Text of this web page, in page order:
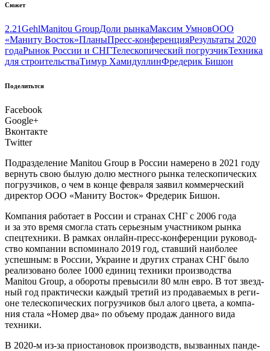
Сюжет
2.21GehlManitou GroupДоли рынкаМаксим УмновООО
«Маниту Восток»ПланыПресс-конференцияРезультаты 2020
годаРынок России и СНГТелескопический погрузчикТехника
для строительстваТимур ХамидуллинФредерик Бишон
Поделитьтся
Facebook
Google+
Вконтакте
Twitter
Подраз­де­ле­ние Manitou Group в Рос­сии наме­ре­но в 2021 году
вер­нуть свою былую долю мест­но­го рын­ка теле­ско­пи­че­ских
погруз­чи­ков, о чем в кон­це фев­ра­ля заявил ком­мер­че­ский
дирек­тор ООО «Мани­ту Восток» Фре­де­рик Бишон.
Ком­па­ния рабо­та­ет в Рос­сии и стра­нах СНГ с 2006 года
и за это вре­мя смог­ла стать серьез­ным участ­ни­ком рын­ка
спец­тех­ни­ки. В рам­ках онлайн-пресс-кон­фе­рен­ции руко­вод­
ство ком­па­нии вспо­ми­на­ло 2019 год, став­ший наи­бо­лее
успеш­ным: в Рос­сии, Укра­ине и дру­гих стра­нах СНГ было
реа­ли­зо­ва­но более 1000 еди­ниц тех­ни­ки про­из­вод­ства
Manitou Group, а обо­ро­ты пре­вы­си­ли 80 млн евро. В тот звезд­
ный год прак­ти­че­ски каж­дый тре­тий из про­да­ва­е­мых в реги­
оне теле­ско­пи­че­ских погруз­чи­ков был ало­го цве­та, а ком­па­
ния ста­ла «Номер два» по объ­е­му про­даж дан­но­го вида
техники.
В 2020-м из-за при­оста­но­вок про­из­водств, вызван­ных пан­де­